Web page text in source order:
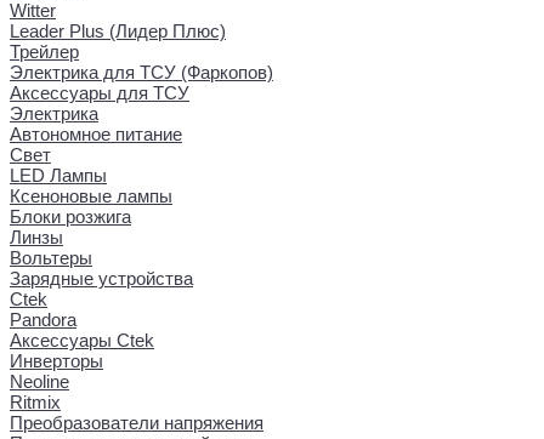
Witter
Leader Plus (Лидер Плюс)
Трейлер
Электрика для ТСУ (Фаркопов)
Аксессуары для ТСУ
Электрика
Автономное питание
Свет
LED Лампы
Ксеноновые лампы
Блоки розжига
Линзы
Вольтеры
Зарядные устройства
Ctek
Pandora
Аксессуары Ctek
Инверторы
Neoline
Ritmix
Преобразователи напряжения